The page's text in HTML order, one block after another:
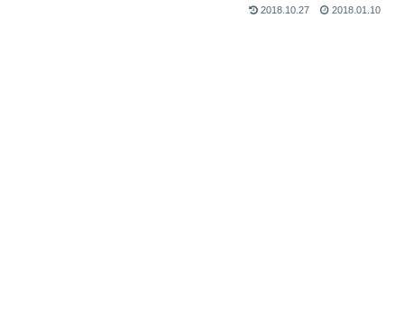
2018.10.27 2018.01.10